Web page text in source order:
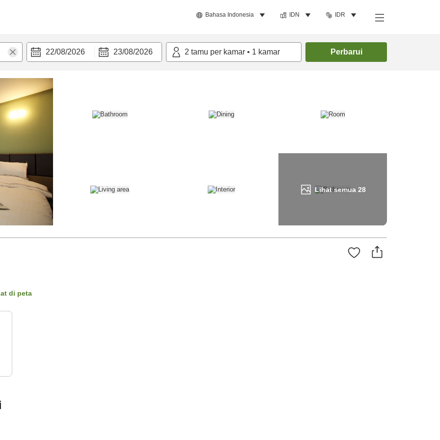
Bahasa Indonesia IDN IDR
22/08/2026 23/08/2026 2 tamu per kamar • 1 kamar Perbarui
Lihat semua 28
Cari kamar
di peta